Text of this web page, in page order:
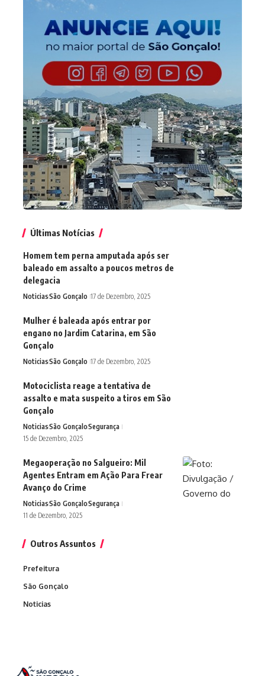
Últimas Notícias
Homem tem perna amputada após ser
baleado em assalto a poucos metros de
delegacia
NoticiasSão Gonçalo 17 de Dezembro, 2025
Mulher é baleada após entrar por
engano no Jardim Catarina, em São
Gonçalo
NoticiasSão Gonçalo 17 de Dezembro, 2025
Motociclista reage a tentativa de
assalto e mata suspeito a tiros em São
Gonçalo
NoticiasSão GonçaloSegurança
15 de Dezembro, 2025
Megaoperação no Salgueiro: Mil
Agentes Entram em Ação Para Frear
Avanço do Crime
NoticiasSão GonçaloSegurança
11 de Dezembro, 2025
Outros Assuntos
Prefeitura
São Gonçalo
Noticias